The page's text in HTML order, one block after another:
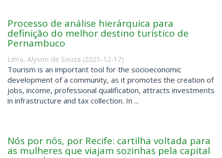
Processo de análise hierárquica para
definição do melhor destino turístico de
Pernambuco
Lima, Alyson de Souza (2021-12-17)
Tourism is an important tool for the socioeconomic
development of a community, as it promotes the creation of
jobs, income, professional qualification, attracts investments
in infrastructure and tax collection. In ...
Nós por nós, por Recife: cartilha voltada para
as mulheres que viajam sozinhas pela capital